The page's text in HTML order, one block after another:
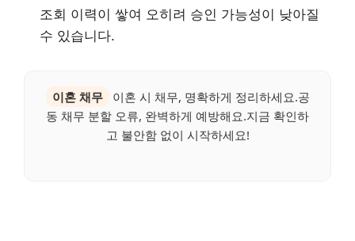
조회 이력이 쌓여 오히려 승인 가능성이 낮아질
수 있습니다.
이혼 채무
이혼 시 채무, 명확하게 정리하세요.공
동 채무 분할 오류, 완벽하게 예방해요.지금 확인하
고 불안함 없이 시작하세요!